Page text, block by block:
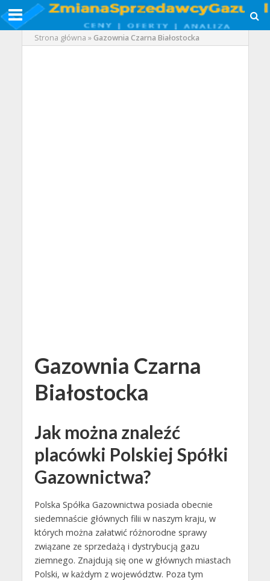
Strona główna »Gazownia Czarna Białostocka
Gazownia Czarna
Białostocka
Jak można znaleźć
placówki Polskiej Spółki
Gazownictwa?
Polska Spółka Gazownictwa posiada obecnie
siedemnaście głównych filii w naszym kraju, w
których można załatwić różnorodne sprawy
związane ze sprzedażą i dystrybucją gazu
ziemnego. Znajdują się one w głównych miastach
Polski, w każdym z województw. Poza tym